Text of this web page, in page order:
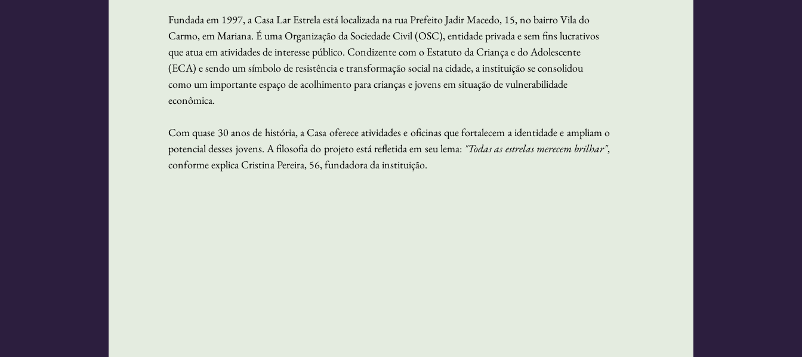
Fundada em 1997, a Casa Lar Estrela está localizada na rua Prefeito Jadir Macedo, 15, no bairro Vila do
Carmo, em Mariana. É uma Organização da Sociedade Civil (OSC), entidade privada e sem fins lucrativos
que atua em atividades de interesse público. Condizente com o Estatuto da Criança e do Adolescente
(ECA) e sendo um símbolo de resistência e transformação social na cidade, a instituição se consolidou
como um importante espaço de acolhimento para crianças e jovens em situação de vulnerabilidade
econômica.
Com quase 30 anos de história, a Casa oferece atividades e oficinas que fortalecem a identidade e ampliam o
potencial desses jovens. A filosofia do projeto está refletida em seu lema: "Todas as estrelas merecem brilhar",
conforme explica Cristina Pereira, 56, fundadora da instituição.